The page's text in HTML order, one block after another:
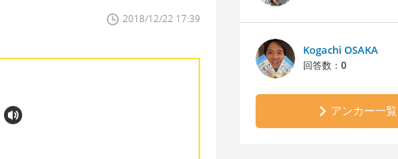
2018/12/22 17:39
Kogachi OSAKA
回答数： 0
アンカー一覧